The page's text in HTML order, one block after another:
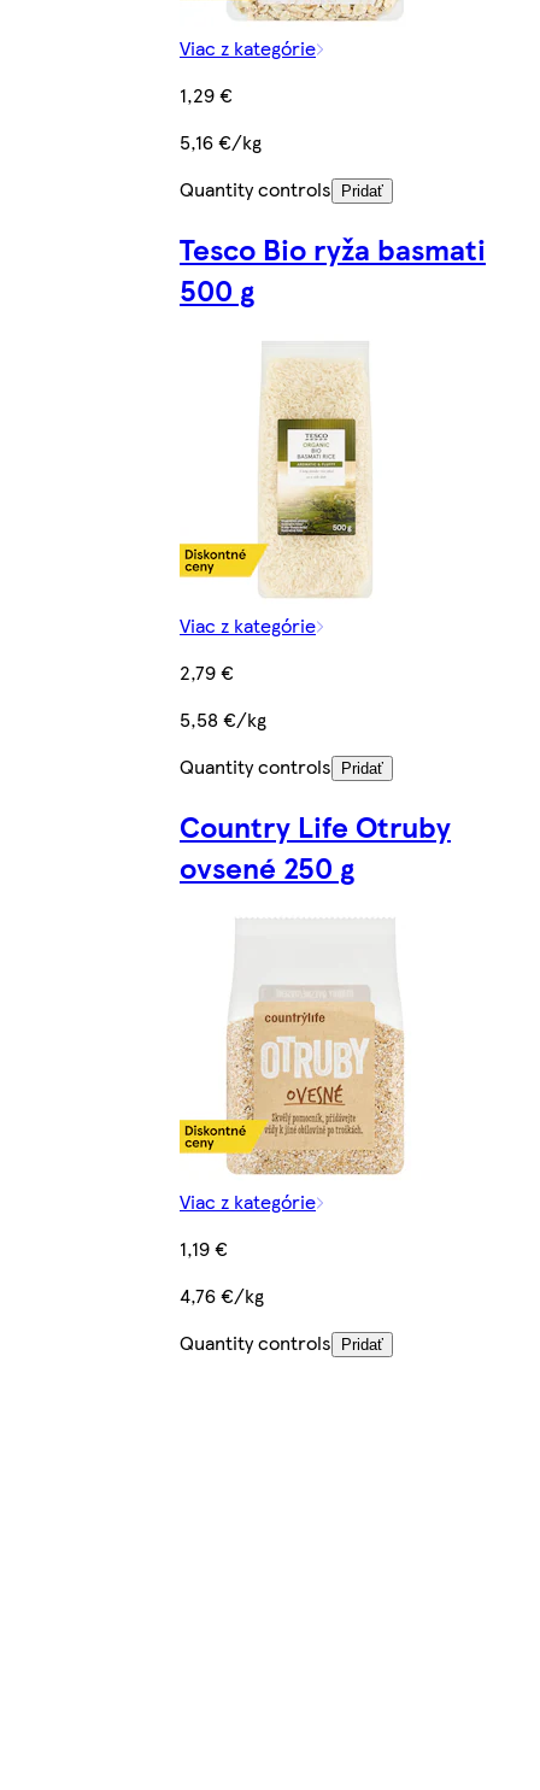
Viac z kategórie
1,29 €
5,16 €/kg
Quantity controls
Pridať
Tesco Bio ryža basmati
500 g
Viac z kategórie
2,79 €
5,58 €/kg
Quantity controls
Pridať
Country Life Otruby
ovsené 250 g
Viac z kategórie
1,19 €
4,76 €/kg
Quantity controls
Pridať